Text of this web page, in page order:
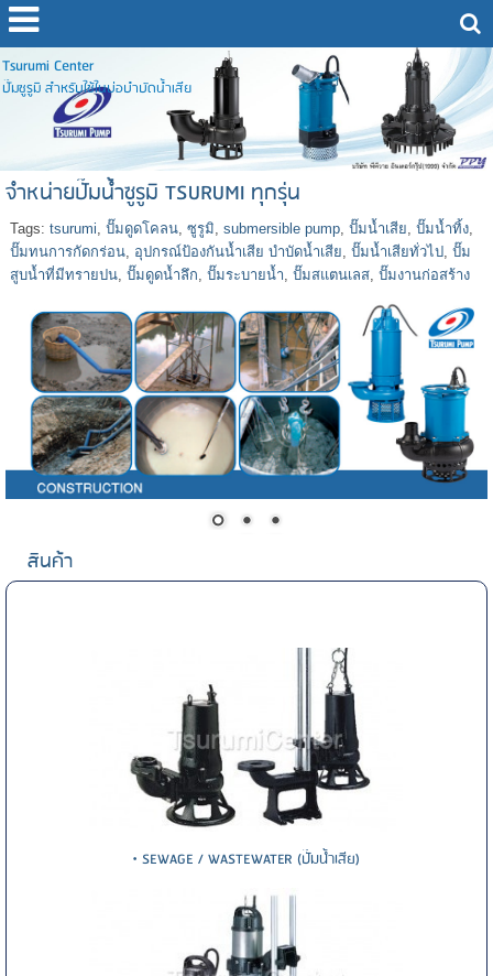
Tsurumi Center
ปั๊มซูรูมิ สำหรับใช้ในบ่อบำบัดน้ำเสีย
จำหน่ายปั๊มน้ำซูรูมิ TSURUMI ทุกรุ่น
Tags: tsurumi, ปั๊มดูดโคลน, ซูรูมิ, submersible pump, ปั๊มน้ำเสีย, ปั๊มน้ำทิ้ง,
ปั๊มทนการกัดกร่อน, อุปกรณ์ป้องกันน้ำเสีย บำบัดน้ำเสีย, ปั๊มน้ำเสียทั่วไป, ปั๊ม
สูบน้ำที่มีทรายปน, ปั๊มดูดน้ำลึก, ปั๊มระบายน้ำ, ปั๊มสแตนเลส, ปั๊มงานก่อสร้าง
สินค้า
• SEWAGE / WASTEWATER (ปั๊มน้ำเสีย)